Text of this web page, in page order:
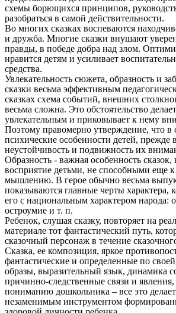
схемы борющихся принципов,
разобраться в самой действительности.
Во многих сказках воспеваются
и дружба. Многие сказки внушают
правды, в победе добра над злом.
нравится детям и усиливает
средства.
Увлекательность сюжета, образность и
сказки весьма эффективным
сказках схема событий, внешних
весьма сложна. Это обстоятельство
увлекательным и приковывает к нему
Поэтому правомерно утверждение, что в
психические особенности детей, прежде
неустойчивость и подвижность их
Образность - важная особенность сказок,
восприятие детьми, не способными еще к
мышлению. В герое обычно весьма
показываются главные черты характера,
его с национальным характером народа:
остроумие и т. п.
Ребенок, слушая сказку, повторяет на
материале тот фантастический путь,
сказочный персонаж в течение
Сказка, ее композиция, яркое
фантастические и определенные по
образы, выразительный язык, динамика
причинно-следственные связи и
пониманию дошкольника – все это делает
незаменимым инструментом